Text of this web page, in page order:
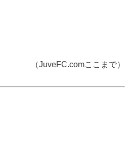
（JuveFC.comここまで）